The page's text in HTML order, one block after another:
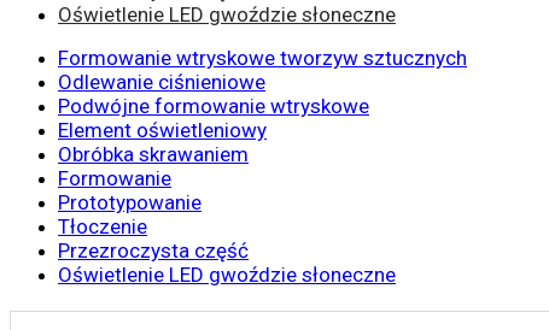
Oświetlenie LED gwoździe słoneczne
Formowanie wtryskowe tworzyw sztucznych
Odlewanie ciśnieniowe
Podwójne formowanie wtryskowe
Element oświetleniowy
Obróbka skrawaniem
Formowanie
Prototypowanie
Tłoczenie
Przezroczysta część
Oświetlenie LED gwoździe słoneczne